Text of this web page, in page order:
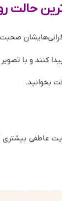
کنند و با
بخوانید.
عاطفی